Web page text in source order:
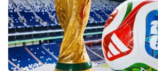
തത്സമയ അപ്‌ഡേറ്റുകളും
വിശകലനവും സമഗ്രമായ
എല്ലാം ഒരൊറ്റ സ്ഥലത്ത്. ഏത്
എവിടെയും വിശ്വസനീയമായ
ലഭിക്കാൻAsianet News